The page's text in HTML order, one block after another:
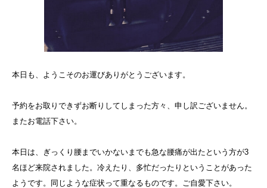
本日も、ようこそのお運びありがとうございます。
予約をお取りできずお断りしてしまった方々、申し訳ございません。
またお電話下さい。
本日は、ぎっくり腰までいかないまでも急な腰痛が出たという方が3
名ほど来院されました。冷えたり、多忙だったりということがあった
ようです。同じような症状って重なるものです。ご自愛下さい。